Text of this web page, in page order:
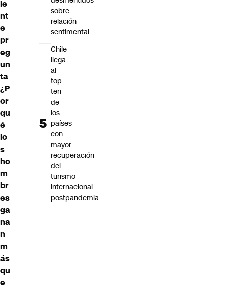
ie
nt
e
pr
eg
un
ta
¿P
or
qu
é
lo
s
ho
m
br
es
ga
na
n
m
ás
qu
e
sobre
relación
sentimental
Chile
llega
al
top
ten
de
los
países
con
mayor
recuperación
del
turismo
internacional
postpandemia